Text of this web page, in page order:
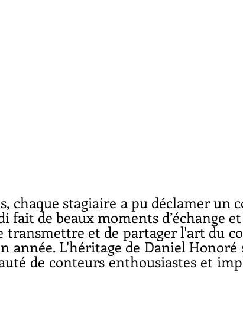
chaque stagiaire a pu déclamer un
fait de beaux moments d’échange et
transmettre et de partager l'art du
année. L'héritage de Daniel Honoré
de conteurs enthousiastes et